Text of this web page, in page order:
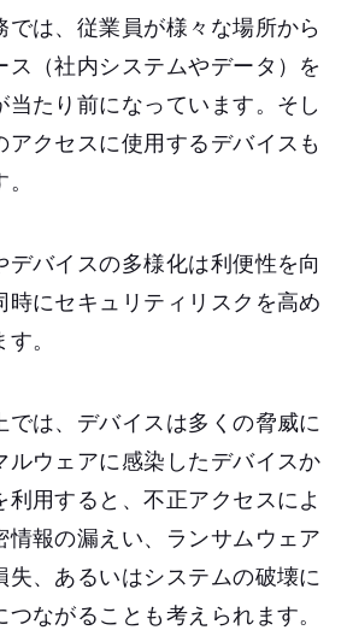
は、従業員が様々な場所から
ス（社内システムやデータ）を
たり前になっています。そし
アクセスに使用するデバイスも
バイスの多様化は利便性を向
時にセキュリティリスクを高め
。
では、デバイスは多くの脅威に
ルウェアに感染したデバイスか
利用すると、不正アクセスによ
情報の漏えい、ランサムウェア
失、あるいはシステムの破壊に
ながることも考えられます。